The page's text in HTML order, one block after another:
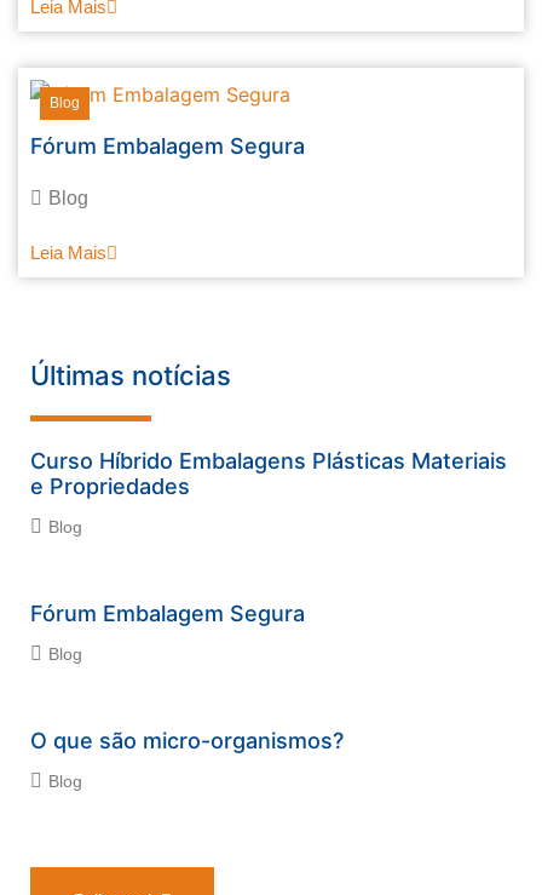
Leia Mais
Blog
Fórum Embalagem Segura
Blog
Leia Mais
Últimas notícias
Curso Híbrido Embalagens Plásticas Materiais
e Propriedades
Blog
Fórum Embalagem Segura
Blog
O que são micro-organismos?
Blog